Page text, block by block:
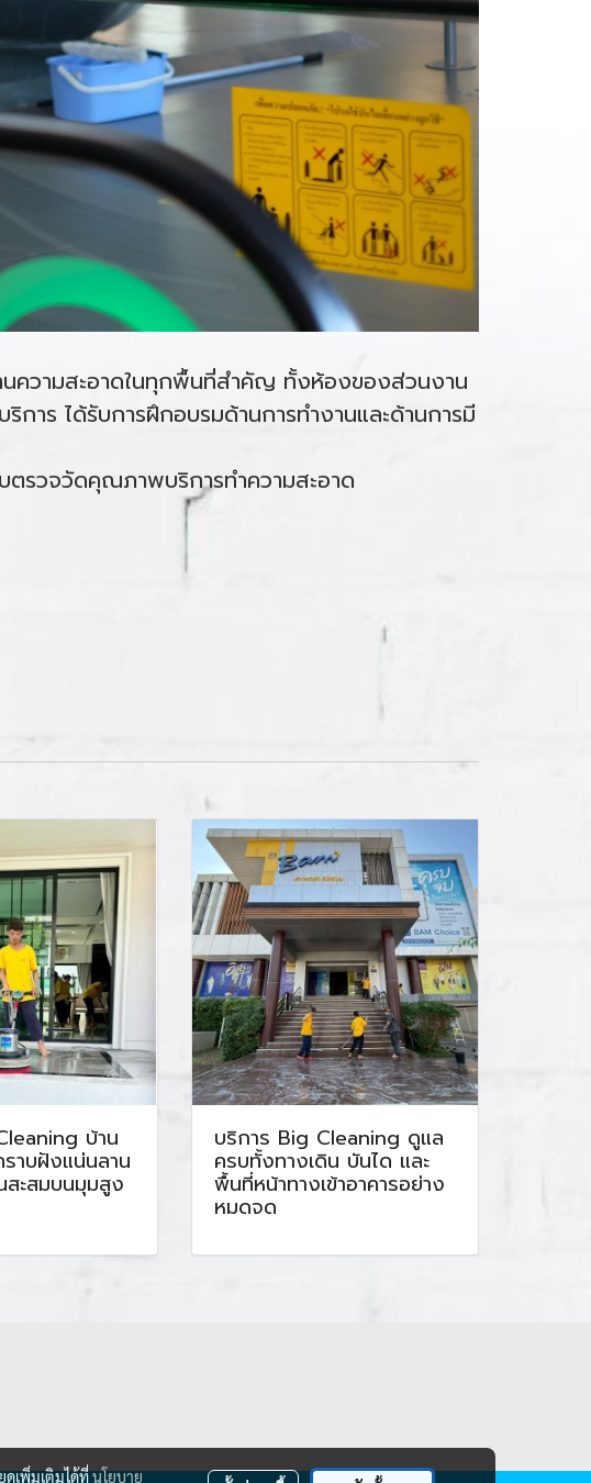
ความสะอาดในทุกพื้นที่สำคัญ ทั้งห้องของส่วนงาน
าร ได้รับการฝึกอบรมด้านการทำงานและด้านการมี
ตรวจวัดคุณภาพบริการทำความสะอาด
บ้าน
าบฝังแน่นลาน
สะสมบนมุมสูง
บริการ Big Cleaning ดูแล
ครบทั้งทางเดิน บันได และ
พื้นที่หน้าทางเข้าอาคารอย่าง
หมดจด
ดเพิ่มเติมได้ที่นโยบาย